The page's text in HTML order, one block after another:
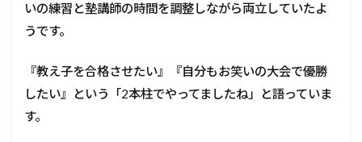
いの練習と塾講師の時間を調整しながら両立していたよ
うです。
『教え子を合格させたい』『自分もお笑いの大会で優勝
したい』という「2本柱でやってましたね」と語っていま
す。